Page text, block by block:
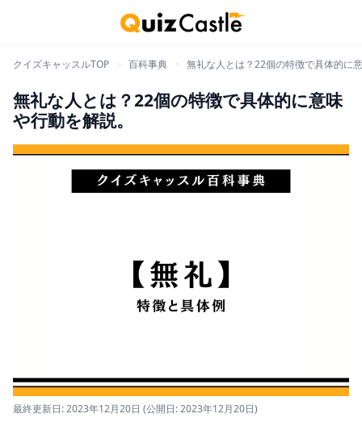
クイズキャッスルTOP 百科事典 無礼な人とは？22個の特徴で具体的に
無礼な人とは？22個の特徴で具体的に意味
や行動を解説。
最終更新日: 2023年12月20日 (公開日: 2023年12月20日)